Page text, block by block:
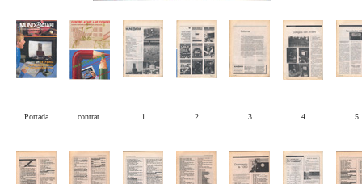
Portada contrat. 1 2 3 4 5